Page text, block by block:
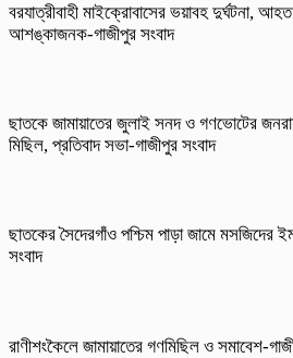
বরযাত্রীবাহী মাইক্রোবাসের ভয়াবহ দুর্ঘটনা,
আশঙ্কাজনক-গাজীপুর সংবাদ
ছাতকে জামায়াতের জুলাই সনদ ও গণভোটের
মিছিল, প্রতিবাদ সভা-গাজীপুর সংবাদ
ছাতকের সৈদেরগাঁও পশ্চিম পাড়া জামে মসজিদের
সংবাদ
রাণীশংকৈলে জামায়াতের গণমিছিল ও সমাবেশ-